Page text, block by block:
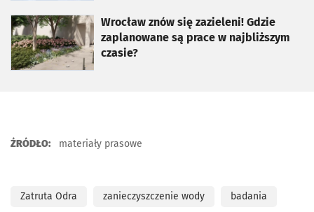
Wrocław znów się zazieleni! Gdzie
zaplanowane są prace w najbliższym
czasie?
otworzy się w nowej karcie
ŹRÓDŁO: materiały prasowe
Zatruta Odra zanieczyszczenie wody badania